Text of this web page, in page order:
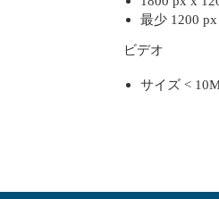
最少 1200
ビデオ
サイズ <